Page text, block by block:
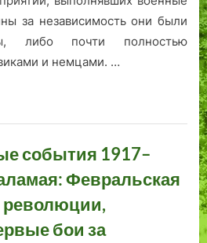
за независимость они были
либо почти полностью
и немцами. …
события 1917–
Февральская
революции,
бои за